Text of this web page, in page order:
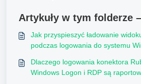
Artykuły w tym folderze –
Jak przyspieszyć ładowanie
podczas logowania do systemu
Dlaczego logowania konektora
Windows Logon i RDP są